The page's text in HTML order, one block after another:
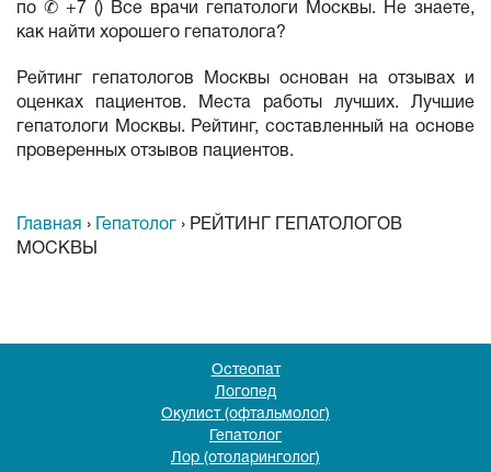
по ✆ +7 () Все врачи гепатологи Москвы. Не знаете,
как найти хорошего гепатолога?
Рейтинг гепатологов Москвы основан на отзывах и
оценках пациентов. Места работы лучших. Лучшие
гепатологи Москвы. Рейтинг, составленный на основе
проверенных отзывов пациентов.
Главная › Гепатолог › РЕЙТИНГ ГЕПАТОЛОГОВ
МОСКВЫ
Остеопат
Логопед
Окулист (офтальмолог)
Гепатолог
Лор (отоларинголог)